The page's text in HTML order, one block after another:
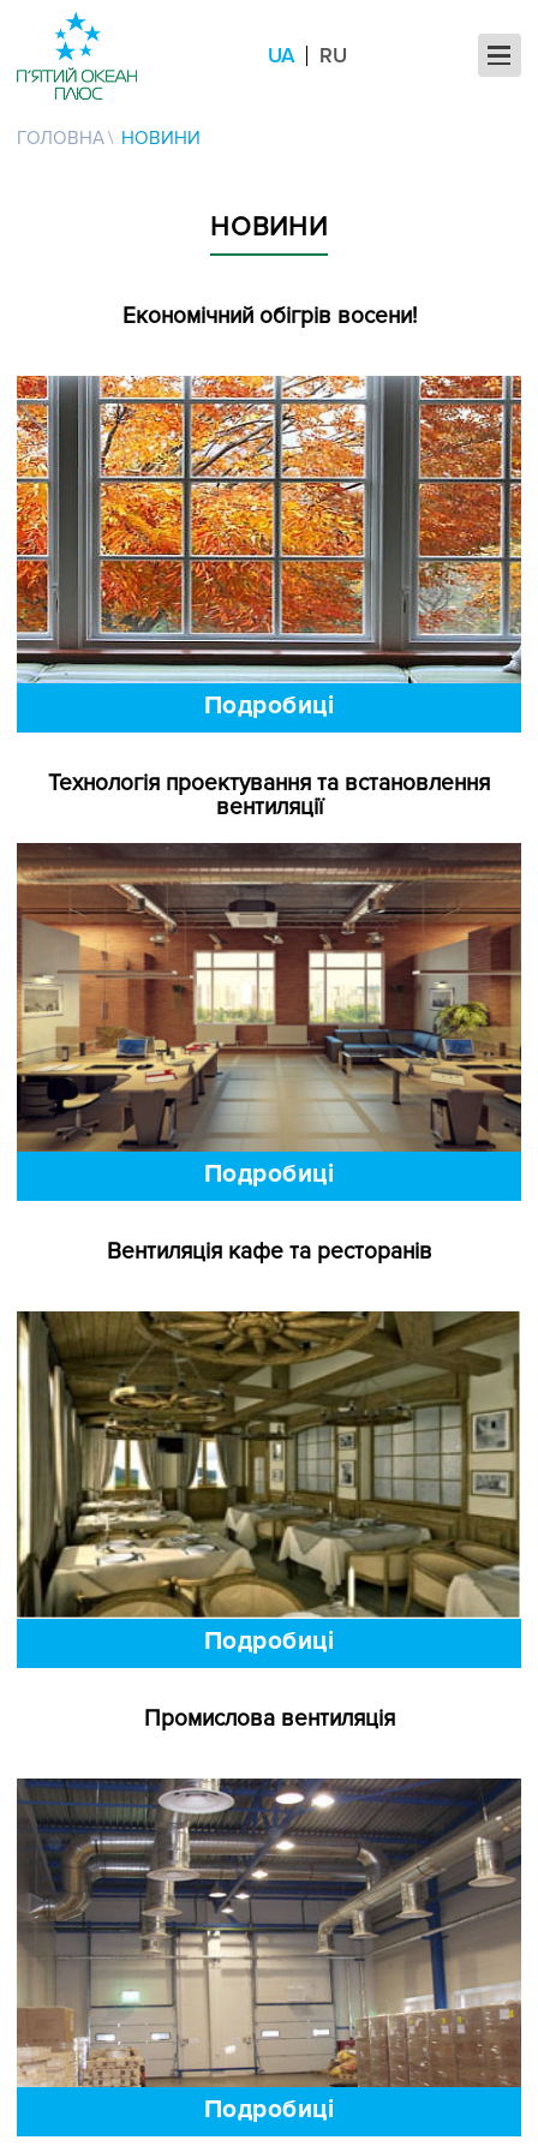
UA RU
ГОЛОВНА НОВИНИ
НОВИНИ
Економічний обігрів восени!
Подробиці
Технологія проектування та встановлення
вентиляції
Подробиці
Вентиляція кафе та ресторанів
Подробиці
Промислова вентиляція